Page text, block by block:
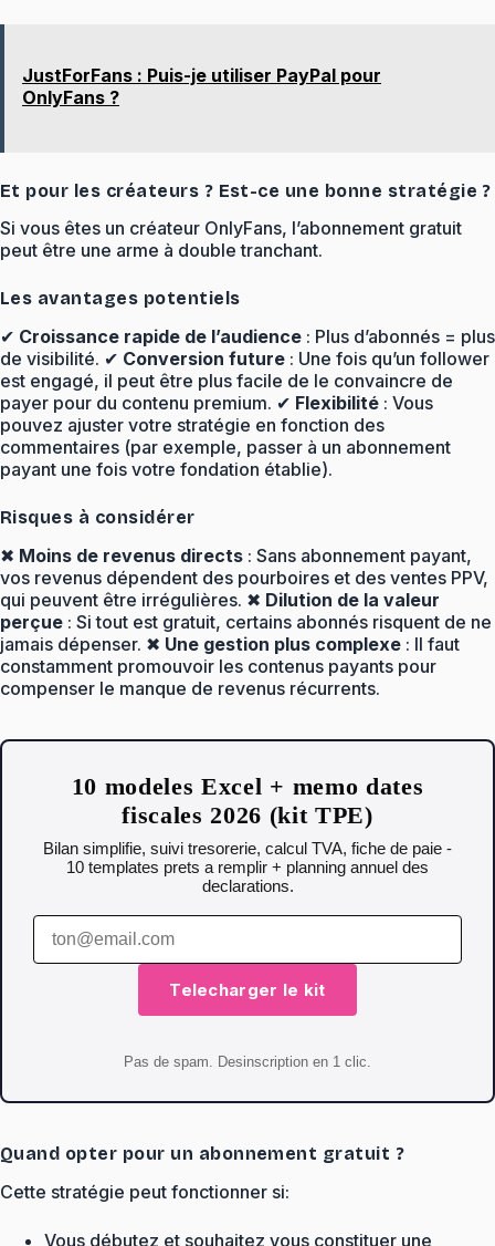
JustForFans : Puis-je utiliser PayPal pour
OnlyFans ?
Et pour les créateurs ? Est-ce une bonne stratégie ?
Si vous êtes un créateur OnlyFans, l’abonnement gratuit
peut être une arme à double tranchant.
Les avantages potentiels
✔ Croissance rapide de l’audience : Plus d’abonnés = plus
de visibilité. ✔ Conversion future : Une fois qu’un follower
est engagé, il peut être plus facile de le convaincre de
payer pour du contenu premium. ✔ Flexibilité : Vous
pouvez ajuster votre stratégie en fonction des
commentaires (par exemple, passer à un abonnement
payant une fois votre fondation établie).
Risques à considérer
✖ Moins de revenus directs : Sans abonnement payant,
vos revenus dépendent des pourboires et des ventes PPV,
qui peuvent être irrégulières. ✖ Dilution de la valeur
perçue : Si tout est gratuit, certains abonnés risquent de ne
jamais dépenser. ✖ Une gestion plus complexe : Il faut
constamment promouvoir les contenus payants pour
compenser le manque de revenus récurrents.
10 modeles Excel + memo dates
fiscales 2026 (kit TPE)
Bilan simplifie, suivi tresorerie, calcul TVA, fiche de paie -
10 templates prets a remplir + planning annuel des
declarations.
Telecharger le kit
Pas de spam. Desinscription en 1 clic.
Quand opter pour un abonnement gratuit ?
Cette stratégie peut fonctionner si:
Vous débutez et souhaitez vous constituer une